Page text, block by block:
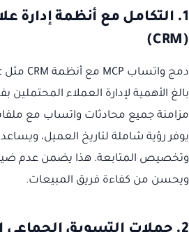
1. التكامل مع أنظمة إدارة
(CRM)
بالغ الأهمية لإدارة العملاء المحتملين
يوفر رؤية شاملة لتاريخ العميل، ويساعد
وتخصيص المتابعة. هذا يضمن عدم
ويحسن من كفاءة فريق المبيعات.